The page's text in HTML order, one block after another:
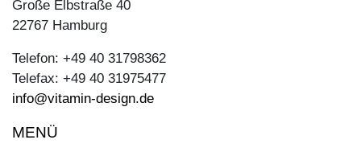
Große Elbstraße 40
22767 Hamburg
Telefon: +49 40 31798362
Telefax: +49 40 31975477
info@vitamin-design.de
MENÜ